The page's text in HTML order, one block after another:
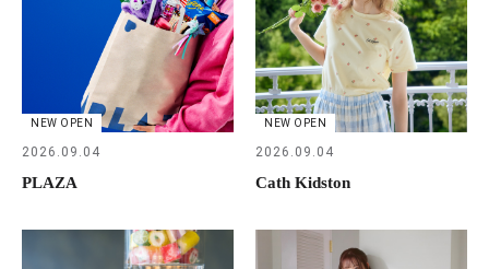
NEW OPEN
2026.09.04
PLAZA
NEW OPEN
2026.09.04
Cath Kidston